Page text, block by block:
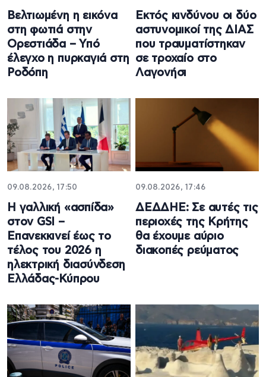
Βελτιωμένη η εικόνα
στη φωτιά στην
Ορεστιάδα – Υπό
έλεγχο η πυρκαγιά στη
Ροδόπη
Εκτός κινδύνου οι δύο
αστυνομικοί της ΔΙΑΣ
που τραυματίστηκαν
σε τροχαίο στο
Λαγονήσι
09.08.2026, 17:50
Η γαλλική «ασπίδα»
στον GSI –
Επανεκκινεί έως το
τέλος του 2026 η
ηλεκτρική διασύνδεση
Ελλάδας-Κύπρου
09.08.2026, 17:46
ΔΕΔΔΗΕ: Σε αυτές τις
περιοχές της Κρήτης
θα έχουμε αύριο
διακοπές ρεύματος